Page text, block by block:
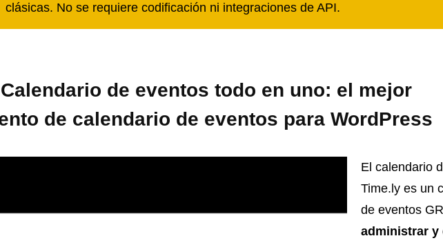
clásicas. No se requiere codificación ni integraciones de API.
de eventos todo en uno: el mejor
de calendario de eventos para WordPress
El calendario
Time.ly es un
de eventos
administrar y